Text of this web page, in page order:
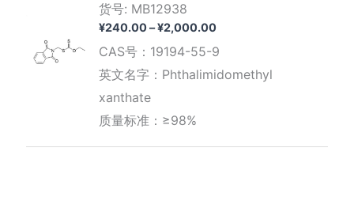
货号: MB12938
¥240.00–¥2,000.00价
范
围：
¥240.00
CAS号：19194-55-9
英文名字：Phthalimidomethyl
xanthate
质量标准：≥98%